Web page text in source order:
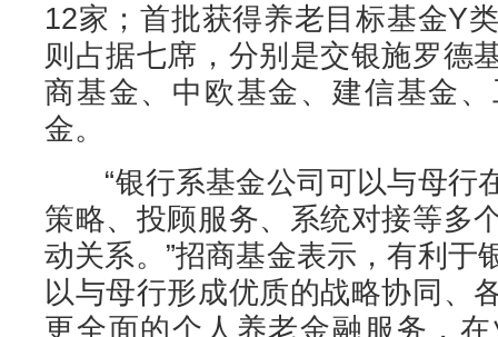
12家；首批获得养老目标基金Y
则占据七席，分别是交银施罗德
商基金、中欧基金、建信基金
金。
“银行系基金公司可以与母行
策略、投顾服务、系统对接等多
动关系。”招商基金表示，有利于
以与母行形成优质的战略协同、
更全面的个人养老金融服务，